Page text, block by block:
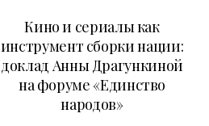
Кино и сериалы как
инструмент сборки нации:
доклад Анны Драгункиной
на форуме «Единство
народов»